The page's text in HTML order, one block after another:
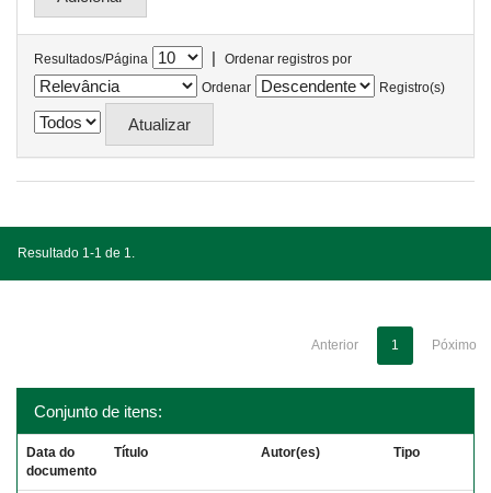
Resultados/Página |
Ordenar registros por
Ordenar
Registro(s)
Resultado 1-1 de 1.
Anterior 1 Póximo
Conjunto de itens:
Data do
documento
Título Autor(es) Tipo